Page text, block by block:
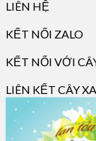
LIÊN HỆ
KẾT NỐI ZALO
KẾT NỐI VỚI
LIÊN KẾT CÂY